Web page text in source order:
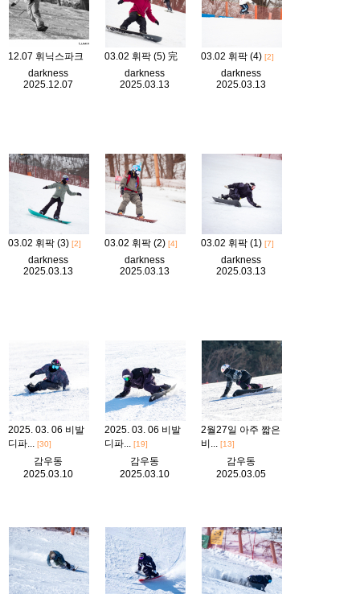
12.07 휘닉스파크
darkness
2025.12.07
03.02 휘팍 (5) 完
darkness
2025.03.13
03.02 휘팍 (4) [2]
darkness
2025.03.13
03.02 휘팍 (3) [2]
darkness
2025.03.13
03.02 휘팍 (2) [4]
darkness
2025.03.13
03.02 휘팍 (1) [7]
darkness
2025.03.13
2025. 03. 06 비발
디파... [30]
감우동
2025.03.10
2025. 03. 06 비발
디파... [19]
감우동
2025.03.10
2월27일 아주 짧은
비... [13]
감우동
2025.03.05